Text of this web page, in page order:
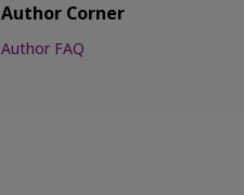
Author Corner
Author FAQ